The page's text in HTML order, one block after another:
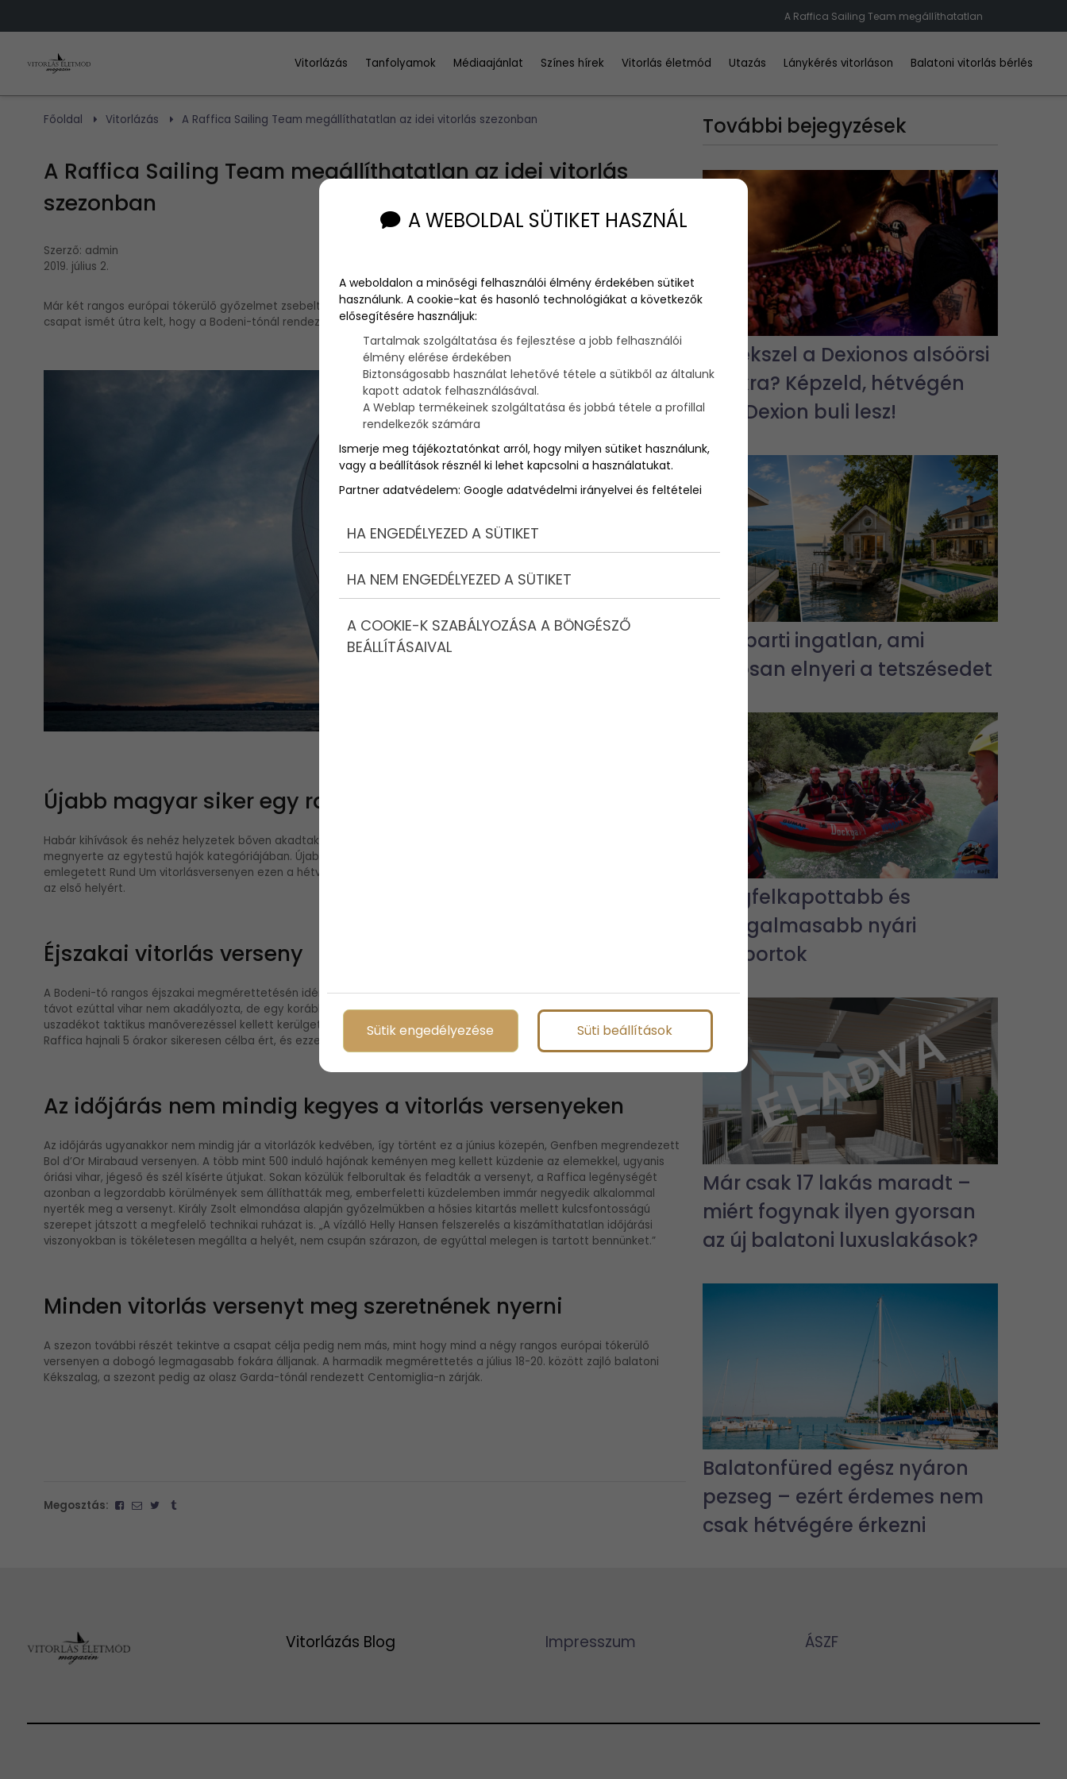
A Raffica Sailing Team megállíthatatlan
Vitorlázás Tanfolyamok Médiaajánlat Színes hírek Vitorlás életmód Utazás Lánykérés vitorláson Balatoni vitorlás bérlés
Főoldal Vitorlázás A Raffica Sailing Team megállíthatatlan az idei vitorlás szezonban
A Raffica Sailing Team megállíthatatlan az idei vitorlás
szezonban
Szerző: admin
2019. július 2.
Már két rangos európai tókerülő győzelmet zsebeltek be Alighogy véget ért a genfi Bol d’Or Mirabaud, a Raffica
csapat ismét útra kelt, hogy a Bodeni-tónál rendezett Rund Um vitorlásversenyen is a maximumot nyújtsa.
Újabb magyar siker egy rangos vitorlás versenyen
Habár kihívások és nehéz helyzetek bőven akadtak itt is, a mindenre elszánt magyar csapat mindkét tókerülő versenyt
megnyerte az egytestű hajók kategóriájában. Újabb magyar siker született a Németország Kékszalagjaként
emlegetett Rund Um vitorlásversenyen ezen a hétvégén, a Raffica legénysége ugyanis félelmet nem ismerve küzdött
az első helyért.
Éjszakai vitorlás verseny
A Bodeni-tó rangos éjszakai megmérettetésén idén több mint 300 hajó versengett egymással. „A több mint 100 km-es
távot ezúttal vihar nem akadályozta, de egy korábbi felhőszakadás maradványait, a tövestől kicsavart fákat és
uszadékot taktikus manőverezéssel kellett kerülgetnünk” – mondta Király Zsolt, a magyar csapat kormányosa. A
Raffica hajnali 5 órakor sikeresen célba ért, és ezzel az egytestűek között megnyerték a versenyt.
Az időjárás nem mindig kegyes a vitorlás versenyeken
Az időjárás ugyanakkor nem mindig jár a vitorlázók kedvében, így történt ez a június közepén, Genfben megrendezett
Bol d’Or Mirabaud versenyen. A több mint 500 induló hajónak keményen meg kellett küzdenie az elemekkel, ugyanis
óriási vihar, jégeső és szél kísérte útjukat. Sokan közülük felborultak és feladták a versenyt, a Raffica legénységét
azonban a legzordabb körülmények sem állíthatták meg, emberfeletti küzdelemben immár negyedik alkalommal
nyerték meg a versenyt. Király Zsolt elmondása alapján győzelmükben a hősies kitartás mellett kulcsfontosságú
szerepet játszott a megfelelő technikai ruházat is. „A vízálló Helly Hansen felszerelés a kiszámíthatatlan időjárási
viszonyokban is tökéletesen megállta a helyét, nem csupán szárazon, de egyúttal melegen is tartott bennünket.”
Minden vitorlás versenyt meg szeretnének nyerni
A szezon további részét tekintve a csapat célja pedig nem más, mint hogy mind a négy rangos európai tókerülő
versenyen a dobogó legmagasabb fokára álljanak. A harmadik megmérettetés a július 18-20. között zajló balatoni
Kékszalag, a szezont pedig az olasz Garda-tónál rendezett Centomiglia-n zárják.
Megosztás:
További bejegyzések
Emlékszel a Dexionos alsóörsi
bulikra? Képzeld, hétvégén
újra Dexion buli lesz!
3 vízparti ingatlan, ami
biztosan elnyeri a tetszésedet
A legfelkapottabb és
legizgalmasabb nyári
vízisportok
Már csak 17 lakás maradt –
miért fogynak ilyen gyorsan
az új balatoni luxuslakások?
Balatonfüred egész nyáron
pezseg – ezért érdemes nem
csak hétvégére érkezni
Vitorlázás Blog Impresszum ÁSZF
A WEBOLDAL SÜTIKET HASZNÁL
A weboldalon a minőségi felhasználói élmény érdekében sütiket
használunk. A cookie-kat és hasonló technológiákat a következők
elősegítésére használjuk:
Tartalmak szolgáltatása és fejlesztése a jobb felhasználói
élmény elérése érdekében
Biztonságosabb használat lehetővé tétele a sütikből az általunk
kapott adatok felhasználásával.
A Weblap termékeinek szolgáltatása és jobbá tétele a profillal
rendelkezők számára
Ismerje meg tájékoztatónkat arról, hogy milyen sütiket használunk,
vagy a beállítások résznél ki lehet kapcsolni a használatukat.
Partner adatvédelem: Google adatvédelmi irányelvei és feltételei
HA ENGEDÉLYEZED A SÜTIKET
HA NEM ENGEDÉLYEZED A SÜTIKET
A COOKIE-K SZABÁLYOZÁSA A BÖNGÉSZŐ
BEÁLLÍTÁSAIVAL
Sütik engedélyezése Süti beállítások